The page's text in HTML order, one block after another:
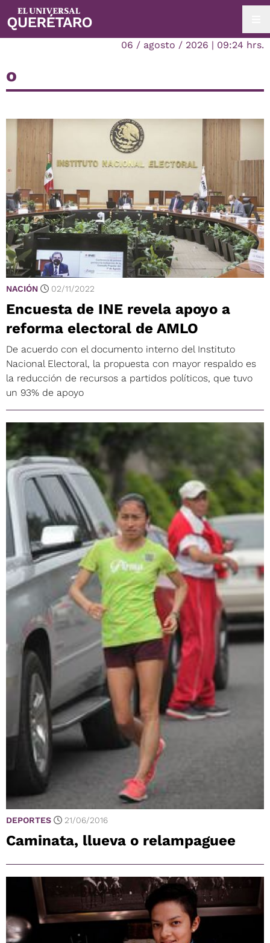
06 / agosto / 2026 | 09:24 hrs.
o
NACIÓN 02/11/2022
Encuesta de INE revela apoyo a
reforma electoral de AMLO
De acuerdo con el documento interno del Instituto
Nacional Electoral, la propuesta con mayor respaldo es
la reducción de recursos a partidos políticos, que tuvo
un 93% de apoyo
DEPORTES 21/06/2016
Caminata, llueva o relampaguee